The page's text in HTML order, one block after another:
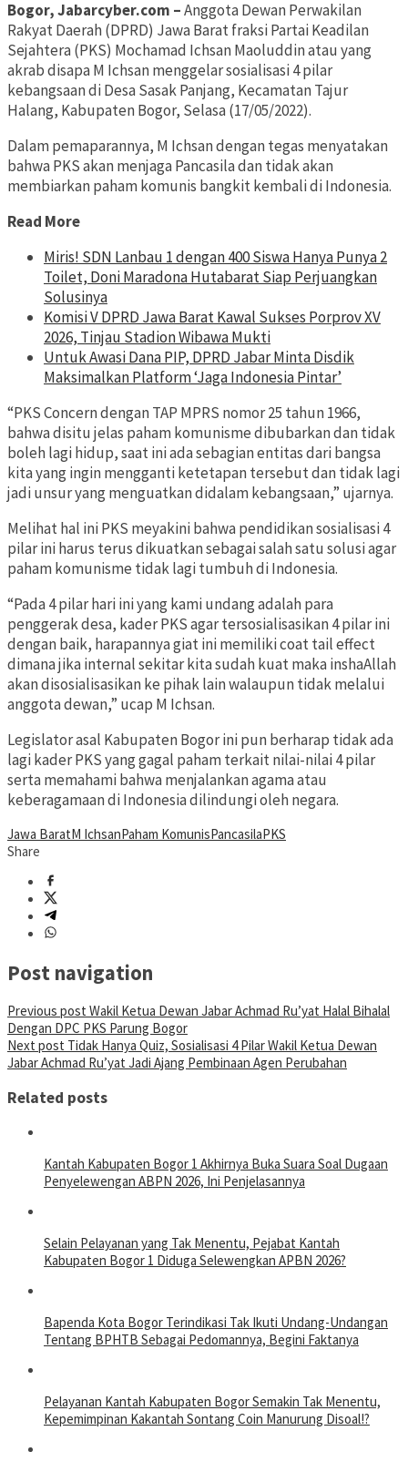
Bogor, Jabarcyber.com –Anggota Dewan Perwakilan
Rakyat Daerah (DPRD) Jawa Barat fraksi Partai Keadilan
Sejahtera (PKS) Mochamad Ichsan Maoluddin atau yang
akrab disapa M Ichsan menggelar sosialisasi 4 pilar
kebangsaan di Desa Sasak Panjang, Kecamatan Tajur
Halang, Kabupaten Bogor, Selasa (17/05/2022).
Dalam pemaparannya, M Ichsan dengan tegas menyatakan
bahwa PKS akan menjaga Pancasila dan tidak akan
membiarkan paham komunis bangkit kembali di Indonesia.
Read More
Miris! SDN Lanbau 1 dengan 400 Siswa Hanya Punya 2
Toilet, Doni Maradona Hutabarat Siap Perjuangkan
Solusinya
Komisi V DPRD Jawa Barat Kawal Sukses Porprov XV
2026, Tinjau Stadion Wibawa Mukti
Untuk Awasi Dana PIP, DPRD Jabar Minta Disdik
Maksimalkan Platform ‘Jaga Indonesia Pintar’
“PKS Concern dengan TAP MPRS nomor 25 tahun 1966,
bahwa disitu jelas paham komunisme dibubarkan dan tidak
boleh lagi hidup, saat ini ada sebagian entitas dari bangsa
kita yang ingin mengganti ketetapan tersebut dan tidak lagi
jadi unsur yang menguatkan didalam kebangsaan,” ujarnya.
Melihat hal ini PKS meyakini bahwa pendidikan sosialisasi 4
pilar ini harus terus dikuatkan sebagai salah satu solusi agar
paham komunisme tidak lagi tumbuh di Indonesia.
“Pada 4 pilar hari ini yang kami undang adalah para
penggerak desa, kader PKS agar tersosialisasikan 4 pilar ini
dengan baik, harapannya giat ini memiliki coat tail effect
dimana jika internal sekitar kita sudah kuat maka inshaAllah
akan disosialisasikan ke pihak lain walaupun tidak melalui
anggota dewan,” ucap M Ichsan.
Legislator asal Kabupaten Bogor ini pun berharap tidak ada
lagi kader PKS yang gagal paham terkait nilai-nilai 4 pilar
serta memahami bahwa menjalankan agama atau
keberagamaan di Indonesia dilindungi oleh negara.
Jawa BaratM IchsanPaham KomunisPancasilaPKS
Share
Post navigation
Previous post Wakil Ketua Dewan Jabar Achmad Ru’yat Halal Bihalal
Dengan DPC PKS Parung Bogor
Next post Tidak Hanya Quiz, Sosialisasi 4 Pilar Wakil Ketua Dewan
Jabar Achmad Ru’yat Jadi Ajang Pembinaan Agen Perubahan
Related posts
Kantah Kabupaten Bogor 1 Akhirnya Buka Suara Soal Dugaan
Penyelewengan ABPN 2026, Ini Penjelasannya
Selain Pelayanan yang Tak Menentu, Pejabat Kantah
Kabupaten Bogor 1 Diduga Selewengkan APBN 2026?
Bapenda Kota Bogor Terindikasi Tak Ikuti Undang-Undangan
Tentang BPHTB Sebagai Pedomannya, Begini Faktanya
Pelayanan Kantah Kabupaten Bogor Semakin Tak Menentu,
Kepemimpinan Kakantah Sontang Coin Manurung Disoal!?